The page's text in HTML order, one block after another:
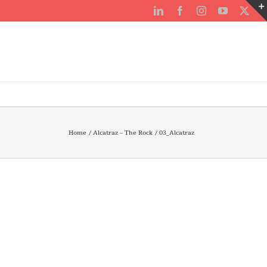
LinkedInFacebookInstagramYouTube
X
Home Alcatraz – The Rock 03_Alcatraz